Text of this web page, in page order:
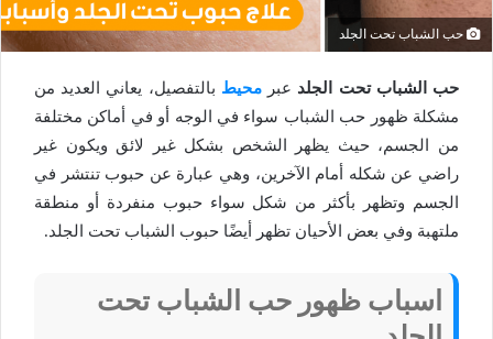
حب الشباب تحت الجلد
حب الشباب تحت الجلد عبرمحيط بالتفصيل، يعاني العديد من
مشكلة ظهور حب الشباب سواء في الوجه أو في أماكن مختلفة
من الجسم، حيث يظهر الشخص بشكل غير لائق ويكون غير
راضي عن شكله أمام الآخرين، وهي عبارة عن حبوب تنتشر في
الجسم وتظهر بأكثر من شكل سواء حبوب منفردة أو منطقة
ملتهبة وفي بعض الأحيان تظهر أيضًا حبوب الشباب تحت الجلد.
اسباب ظهور حب الشباب تحت